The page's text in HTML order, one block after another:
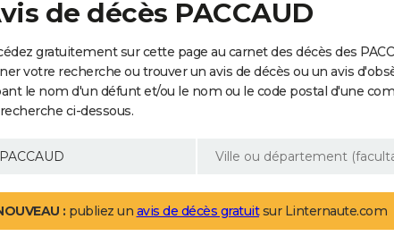
de décès PACCAUD
gratuitement sur cette page au carnet des décès des
votre recherche ou trouver un avis de décès ou un avis
le nom d'un défunt et/ou le nom ou le code postal d'une
ci-dessous.
: publiez un avis de décès gratuitsur Linternaute.com